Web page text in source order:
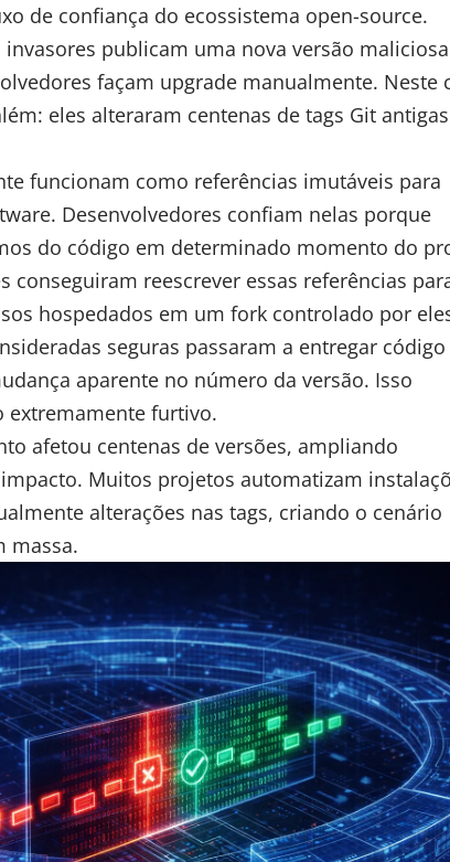
de confiança do ecossistema open-source.
publicam uma nova versão
façam upgrade manualmente. Neste
eles alteraram centenas de tags Git
funcionam como referências imutáveis para
Desenvolvedores confiam nelas porque
do código em determinado momento do
conseguiram reescrever essas referências
hospedados em um fork controlado por
seguras passaram a entregar código
aparente no número da versão. Isso
extremamente furtivo.
afetou centenas de versões, ampliando
Muitos projetos automatizam
alterações nas tags, criando o cenário
massa.